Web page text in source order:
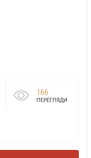
166
ПЕРЕГЛЯДИ